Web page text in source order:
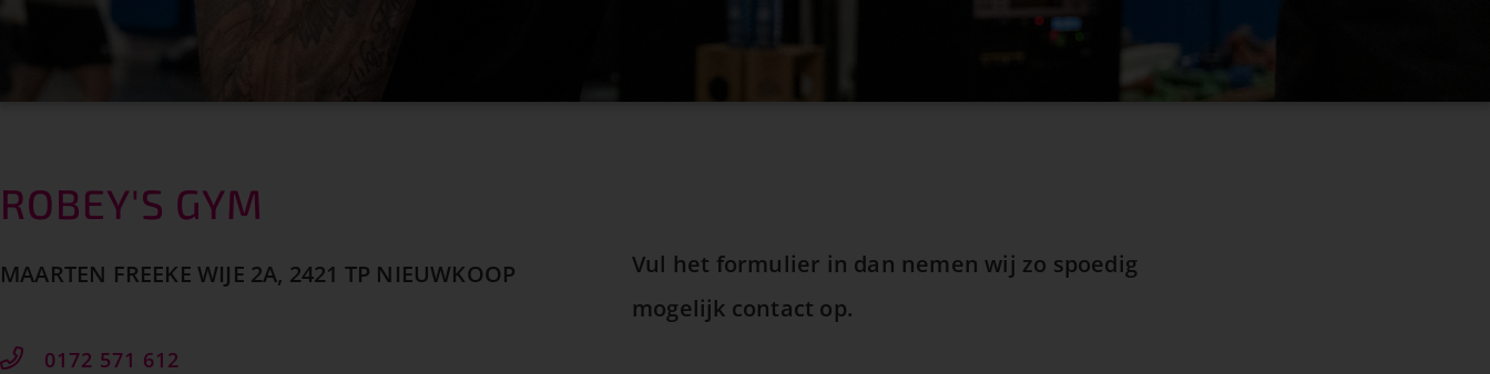
ROBEY'S GYM
MAARTEN FREEKE WIJE 2A, 2421 TP NIEUWKOOP
0172 571 612
Vul het formulier in dan nemen wij zo spoedig
mogelijk contact op.